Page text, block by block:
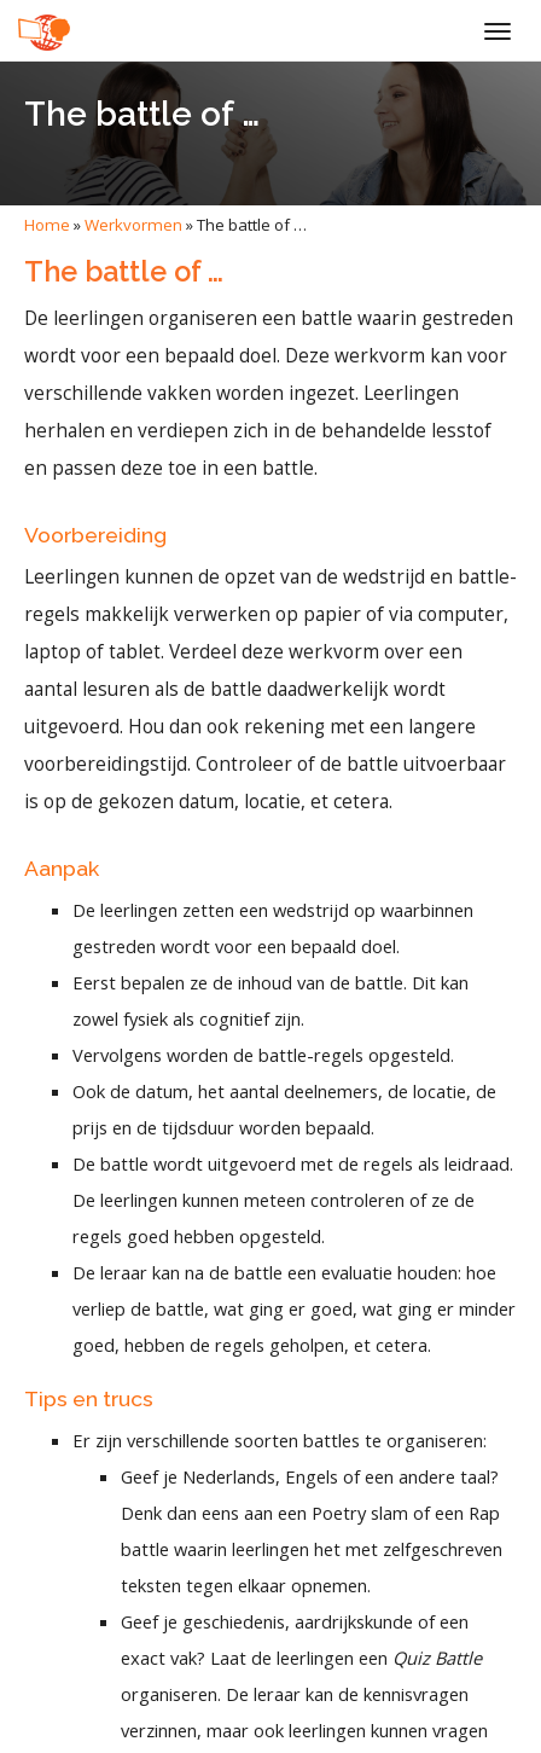
The battle of …
Home »Werkvormen »The battle of …
The battle of …
De leerlingen organiseren een battle waarin gestreden
wordt voor een bepaald doel. Deze werkvorm kan voor
verschillende vakken worden ingezet. Leerlingen
herhalen en verdiepen zich in de behandelde lesstof
en passen deze toe in een battle.
Voorbereiding
Leerlingen kunnen de opzet van de wedstrijd en battle-
regels makkelijk verwerken op papier of via computer,
laptop of tablet. Verdeel deze werkvorm over een
aantal lesuren als de battle daadwerkelijk wordt
uitgevoerd. Hou dan ook rekening met een langere
voorbereidingstijd. Controleer of de battle uitvoerbaar
is op de gekozen datum, locatie, et cetera.
Aanpak
De leerlingen zetten een wedstrijd op waarbinnen
gestreden wordt voor een bepaald doel.
Eerst bepalen ze de inhoud van de battle. Dit kan
zowel fysiek als cognitief zijn.
Vervolgens worden de battle-regels opgesteld.
Ook de datum, het aantal deelnemers, de locatie, de
prijs en de tijdsduur worden bepaald.
De battle wordt uitgevoerd met de regels als leidraad.
De leerlingen kunnen meteen controleren of ze de
regels goed hebben opgesteld.
De leraar kan na de battle een evaluatie houden: hoe
verliep de battle, wat ging er goed, wat ging er minder
goed, hebben de regels geholpen, et cetera.
Tips en trucs
Er zijn verschillende soorten battles te organiseren:
Geef je Nederlands, Engels of een andere taal?
Denk dan eens aan een Poetry slam of een Rap
battle waarin leerlingen het met zelfgeschreven
teksten tegen elkaar opnemen.
Geef je geschiedenis, aardrijkskunde of een
exact vak? Laat de leerlingen een Quiz Battle
organiseren. De leraar kan de kennisvragen
verzinnen, maar ook leerlingen kunnen vragen